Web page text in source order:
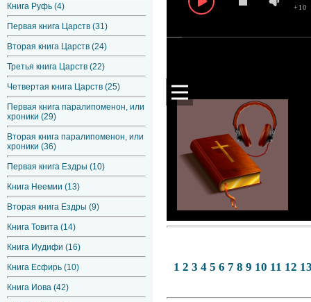
Книга Руфь (4)
Первая книга Царств (31)
Вторая книга Царств (24)
Третья книга Царств (22)
Четвертая книга Царств (25)
Первая книга паралипоменон, или
хроники (29)
Вторая книга паралипоменон, или
хроники (36)
Первая книга Ездры (10)
Книга Неемии (13)
Вторая книга Ездры (9)
Книга Товита (14)
Книга Иудифи (16)
Книга Есфирь (10)
Книга Иова (42)
+10
1 2 3 4 5 6 7 8 9 10 11 12